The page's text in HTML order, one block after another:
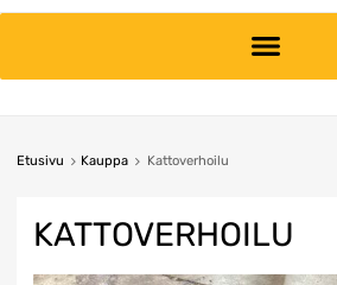
content
Etusivu Kauppa Kattoverhoilu
KATTOVERHOILU